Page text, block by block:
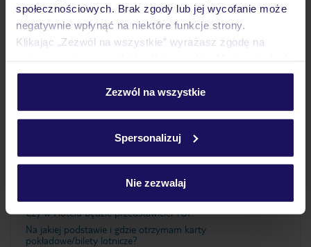
społecznościowych. Brak zgody lub jej wycofanie może
negatywnie wpłynąć na niektóre funkcje strony.
Klikając „Zezwól na wszystkie” wyrażasz zgodę na
personalizować swój wybór wchodząc w zakładkę
Szczegółowe informacje o plikach cookie znajdziesz
Zezwól na wszystkie
Spersonalizuj
Nie zezwalaj
Wyżywienie
Ważne informacje
Czy w Hotelu będzie przedstawiciel TUI?
Na jakiej podstawie i gdzie otrzymam karty
pokładowe/bilety lotnicze?